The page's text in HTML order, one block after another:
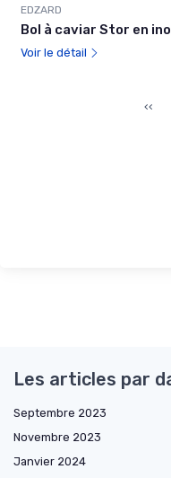
EDZARD
Bol à caviar Stor en
Voir le détail
‹‹
Les articles par
Septembre 2023
Novembre 2023
Janvier 2024